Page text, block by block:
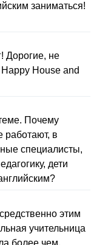
заниматься!
Дорогие, не
Happy House and
Почему
работают, в
специалисты,
дети
этим
учительница
более чем.